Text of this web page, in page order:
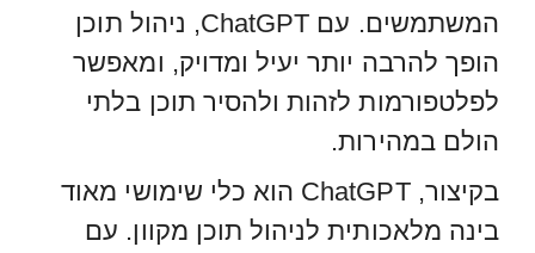
המשתמשים. עם ChatGPT, ניהול תוכן
הופך להרבה יותר יעיל ומדויק, ומאפשר
לפלטפורמות לזהות ולהסיר תוכן בלתי
הולם במהירות.
בקיצור, ChatGPT הוא כלי שימושי מאוד
בינה מלאכותית לניהול תוכן מקוון. עם